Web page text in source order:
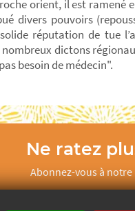
orient, il est ramené
divers pouvoirs
réputation de tue
dictons
besoin de médecin".
Ne ratez
Abonnez-vous à